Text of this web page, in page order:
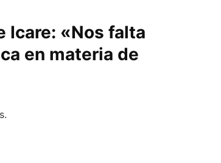
Icare: «Nos falta
en materia de